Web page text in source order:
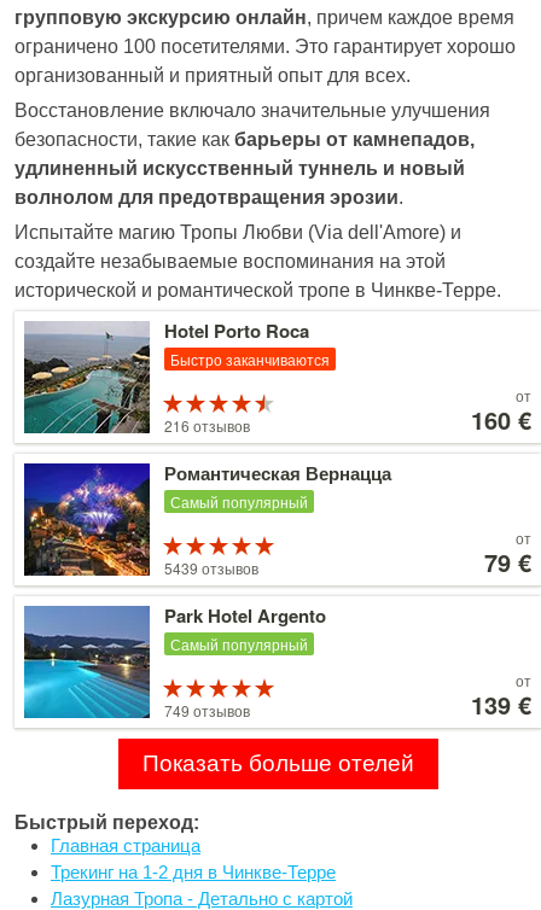
групповую экскурсию онлайн, причем каждое время
ограничено 100 посетителями. Это гарантирует хорошо
организованный и приятный опыт для всех.
Восстановление включало значительные улучшения
безопасности, такие как барьеры от камнепадов,
удлиненный искусственный туннель и новый
волнолом для предотвращения эрозии.
Испытайте магию Тропы Любви (Via dell'Amore) и
создайте незабываемые воспоминания на этой
исторической и романтической тропе в Чинкве-Терре.
Hotel Porto Roca
Быстро заканчиваются
4.5 из 5
216 отзывов
от
160 €
Детальнее
Романтическая Вернацца
Самый популярный
5 из 5
5439 отзывов
от
79 €
Детальнее
Park Hotel Argento
Самый популярный
5 из 5
749 отзывов
от
139 €
Детальнее
Показать больше отелей
Быстрый переход:
Главная страница
Трекинг на 1-2 дня в Чинкве-Терре
Лазурная Тропа - Детально с картой